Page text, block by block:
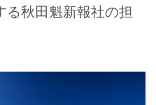
る秋田魁新報社の担